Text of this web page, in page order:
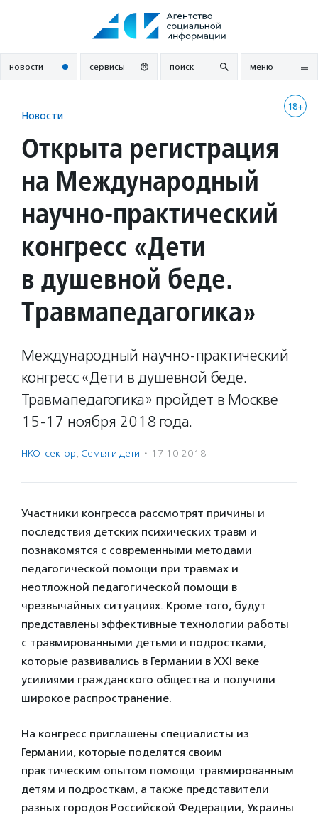
новости сервисы поиск меню
18+
Новости
Открыта регистрация
на Международный
научно-практический
конгресс «Дети
в душевной беде.
Травмапедагогика»
Международный научно-практический
конгресс «Дети в душевной беде.
Травмапедагогика» пройдет в Москве
15-17 ноября 2018 года.
НКО-сектор, Семья и дети · 17.10.2018
Участники конгресса рассмотрят причины и
последствия детских психических травм и
познакомятся с современными методами
педагогической помощи при травмах и
неотложной педагогической помощи в
чрезвычайных ситуациях. Кроме того, будут
представлены эффективные технологии работы
с травмированными детьми и подростками,
которые развивались в Германии в XXI веке
усилиями гражданского общества и получили
широкое распространение.
На конгресс приглашены специалисты из
Германии, которые поделятся своим
практическим опытом помощи травмированным
детям и подросткам, а также представители
разных городов Российской Федерации, Украины